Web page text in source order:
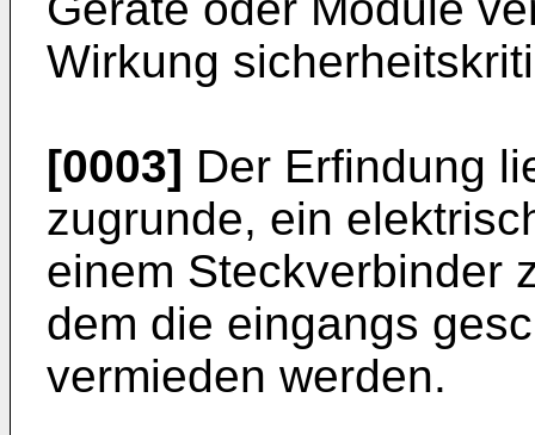
Wirkung
[0003] Der Erfindung
zugrunde, ein
einem Steckverbinder
dem die eingangs
vermieden werden.